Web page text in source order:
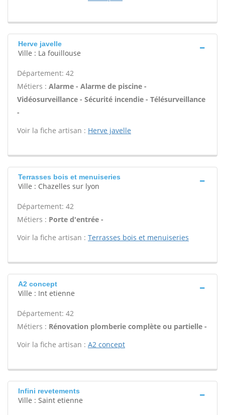
Herve javelle
Ville : La fouillouse
Département: 42
Métiers : Alarme - Alarme de piscine -
Vidéosurveillance - Sécurité incendie - Télésurveillance
-
Voir la fiche artisan : Herve javelle
Terrasses bois et menuiseries
Ville : Chazelles sur lyon
Département: 42
Métiers : Porte d'entrée -
Voir la fiche artisan : Terrasses bois et menuiseries
A2 concept
Ville : Int etienne
Département: 42
Métiers : Rénovation plomberie complète ou partielle -
Voir la fiche artisan : A2 concept
Infini revetements
Ville : Saint etienne